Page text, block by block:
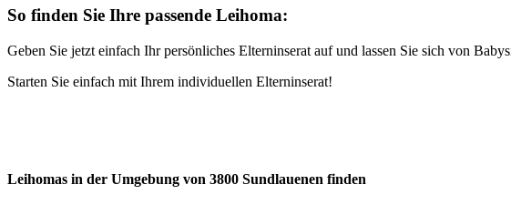
So finden Sie Ihre passende Leihoma:
Geben Sie jetzt einfach Ihr persönliches Elterninserat auf und lassen Sie sich von
Starten Sie einfach mit Ihrem individuellen Elterninserat!
Leihomas in der Umgebung von 3800 Sundlauenen finden